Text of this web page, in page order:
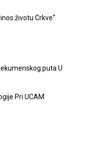
životu Crkve“
puta U
Pri UCAM